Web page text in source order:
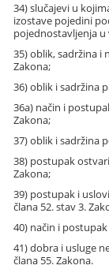
34) slučajevi u
izostave pojedini
pojednostavljenja u
35) oblik, sadržina i
Zakona;
36) oblik i sadržina
36a) način i
Zakona;
37) oblik i sadržina
38) postupak
Zakona;
39) postupak i
člana 52. stav 3.
40) način i postupak
41) dobra i usluge
člana 55. Zakona.